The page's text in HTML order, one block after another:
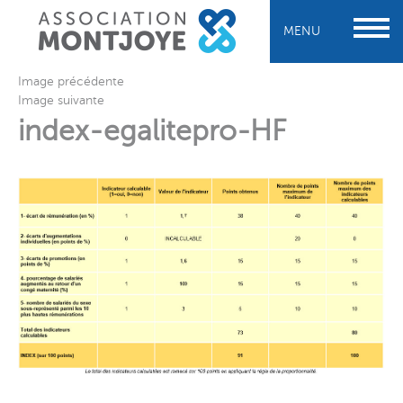
MENU
Image précédente
Image suivante
index-egalitepro-HF